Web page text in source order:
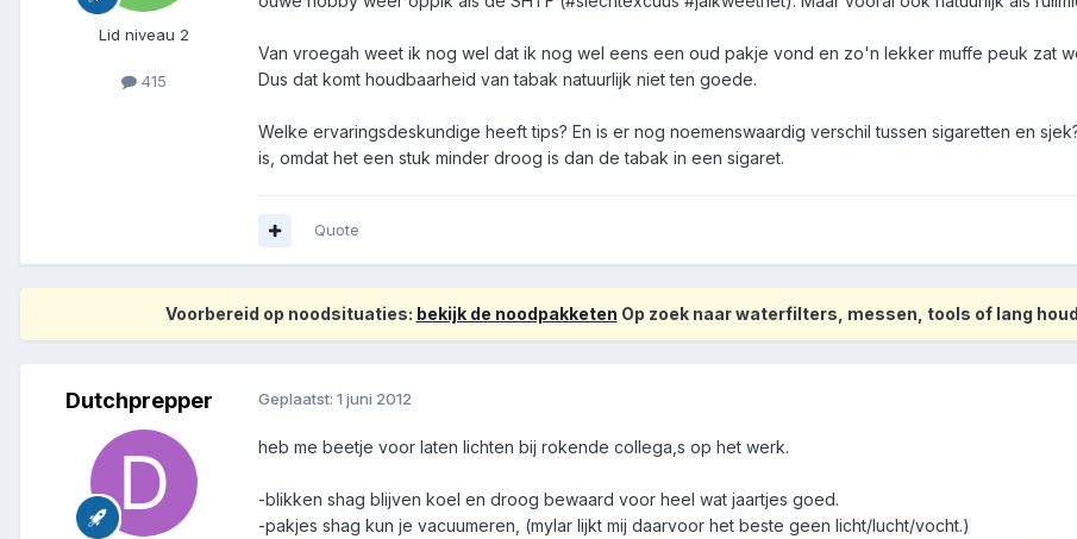
Lid niveau 2
415
Van vroegah weet ik nog wel dat ik nog wel eens een oud pakje vond en zo'n lekker muffe peuk zat
Dus dat komt houdbaarheid van tabak natuurlijk niet ten goede.
Welke ervaringsdeskundige heeft tips? En is er nog noemenswaardig verschil tussen sigaretten en
is, omdat het een stuk minder droog is dan de tabak in een sigaret.
Quote
Voorbereid op noodsituaties: bekijk de noodpakketen Op zoek naar waterfilters, messen, tools of lang
Dutchprepper Geplaatst: 1 juni 2012
heb me beetje voor laten lichten bij rokende collega,s op het werk.
-blikken shag blijven koel en droog bewaard voor heel wat jaartjes goed.
-pakjes shag kun je vacuumeren, (mylar lijkt mij daarvoor het beste geen licht/lucht/vocht.)